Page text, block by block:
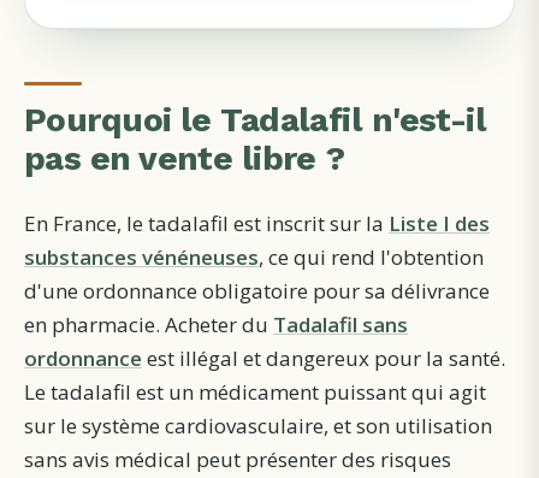
Pourquoi le Tadalafil n'est-il
pas en vente libre ?
En France, le tadalafil est inscrit sur la Liste I des
substances vénéneuses, ce qui rend l'obtention
d'une ordonnance obligatoire pour sa délivrance
en pharmacie. Acheter du Tadalafil sans
ordonnance est illégal et dangereux pour la santé.
Le tadalafil est un médicament puissant qui agit
sur le système cardiovasculaire, et son utilisation
sans avis médical peut présenter des risques